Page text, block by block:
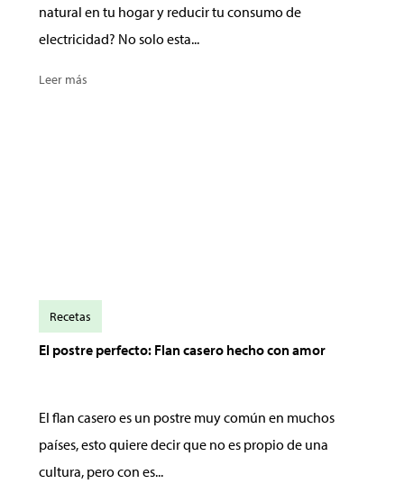
natural en tu hogar y reducir tu consumo de
electricidad? No solo esta...
Leer más
El postre perfecto: Flan casero hecho con amor
El flan casero es un postre muy común en muchos
países, esto quiere decir que no es propio de una
cultura, pero con es...
Recetas